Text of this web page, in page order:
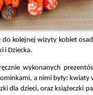
kolejnej wizyty kobiet
i Dziecka.
wykonanych
a nimi były: kwiaty
dla dzieci, oraz książeczki